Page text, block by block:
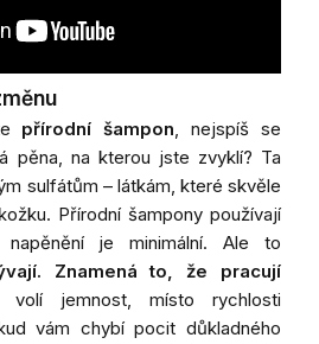
přírodní šampon, nejspíš se
pěna, na kterou jste zvyklí? Ta
sulfátům – látkám, které skvěle
Přírodní šampony používají
je minimální. Ale to
Znamená to, že pracují
jemnost, místo rychlosti
vám chybí pocit důkladného